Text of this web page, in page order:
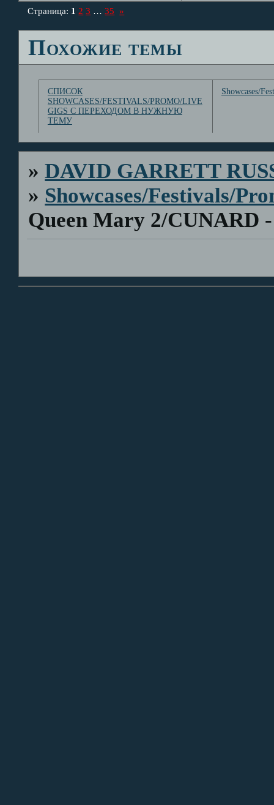
Страница: 1 2 3 … 35 »
Похожие темы
СПИСОК
SHOWCASES/FESTIVALS/PROMO/LIVE
GIGS С ПЕРЕХОДОМ В НУЖНУЮ
ТЕМУ
Showcases/
»DAVID GARRETT
» Showcases/Festivals/
Queen Mary 2/CUNARD